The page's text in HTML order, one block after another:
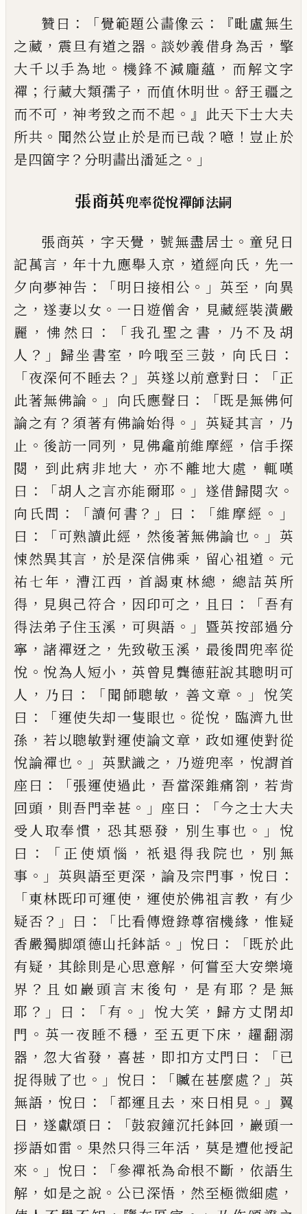
贊曰 ：「覺範題公畵像云 ：『毗盧無生
之藏 ， 震旦有道之器 。談妙義借身為舌 ， 擎
大千以手為地 。 機鋒不減龐蘊 ， 而解文字
禪 ； 行藏大類孺子 ， 而值休明世 。 舒王疆之
而不可 ，神考致之而不起 。』 此天下士大夫
所共 。 聞然公豈止於是而已哉 ？ 噫 ！ 豈止於
是四箇字 ？ 分明畵出潘延之 。」
張商英兜率從悅禪師法嗣
張商英 ， 字天覺 ， 號無盡居士 。 童兒日
記萬言 ， 年十九應舉入京 ， 道經向氏 ， 先一
夕向夢神告 ：「明日接相公 。」 英至 ， 向異
之 ， 遂妻以女 。 一日遊僧舍 ， 見藏經裝潢嚴
麗 ， 怫然曰 ：「 我孔聖之書 ， 乃不及胡
人 ？」 歸坐書室 ， 吟哦至三鼓 ， 向氏曰 ：
「夜深何不睡去 ？」 英遂以前意對曰 ：「正
此著無佛論 。」 向氏應聲曰 ：「既是無佛何
論之有 ？ 須著有佛論始得 。」 英疑其言 ， 乃
止 。 後訪一同列 ， 見佛龕前維摩經 ， 信手探
閱 ， 到此病非地大 ，亦不離地大處 ， 輒嘆
曰 ：「胡人之言亦能爾耶 。」 遂借歸閱次 。
向氏問 ：「讀何書 ？」 曰 ：「維摩經 。」
曰 ：「可熟讀此經 ， 然後著無佛論也 。」 英
悚然異其言 ， 於是深信佛乘 ， 留心祖道 。 元
祐七年 ， 漕江西 ， 首謁東林總 ， 總詰英所
得 ， 見與己符合 ， 因印可之 ， 且曰 ：「吾有
得法弟子住玉溪 ， 可與語 。」
暨英按部過分
寧 ，諸禪迓之 ， 先致敬玉溪 ， 最後問兜率從
悅 。 悅為人短小 ， 英曾見龔德莊說其聰明可
人 ， 乃曰 ：「聞師聰敏 ， 善文章 。」 悅笑
曰 ：「運使失却一隻眼也 。 從悅 ， 臨濟九世
孫 ，若以聰敏對運使論文章 ， 政如運使對從
悅論禪也 。」 英默識之 ， 乃遊兜率 ， 悅謂首
座曰 ：「張運使過此 ， 吾當深錐痛劄 ， 若肯
回頭 ， 則吾門幸甚 。」 座曰 ：「今之士大夫
受人取奉慣 ， 恐其惡發 ， 別生事也 。」 悅
曰 ：「 正使煩惱 ， 祇退得我院也 ， 別無
事 。」 英與語至更深 ，論及宗門事 ， 悅曰 ：
「東林既印可運使 ， 運使於佛祖言教 ， 有少
疑否 ？」 曰 ：「比看傳燈錄尊宿機緣 ， 惟疑
香嚴獨脚頌德山托鉢話 。」 悅曰 ：「既於此
有疑 ， 其餘則是心思意解 ，何嘗至大安樂境
界 ？ 且如巖頭言末後句 ， 是有耶 ？ 是無
耶 ？」 曰 ： 「有 。」 悅大笑 ， 歸方丈閉却
門 。 英一夜睡不穩 ， 至五更下床 ， 趯翻溺
器 ， 忽大省發 ， 喜甚 ， 即扣方丈門曰 ：「已
捉得賊了也 。」 悅曰 ：「贓在甚麼處 ？」 英
無語 ， 悅曰 ：「都運且去 ， 來 日相見 。」 翼
日 ， 遂獻頌曰 ：「鼓寂鐘沉托鉢回 ， 巖頭一
拶語如雷 。 果然只得三年活 ， 莫是遭他授記
來 。」 悅曰 ：「參禪祇為命根不斷 ， 依語生
解 ， 如是之說 。 公已深悟 ， 然至極微細處 ，